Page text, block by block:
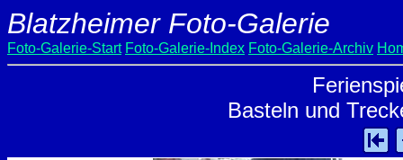
Blatzheimer Foto-Galerie
Foto-Galerie-Start Foto-Galerie-Index Foto-Galerie-Archiv
Basteln und